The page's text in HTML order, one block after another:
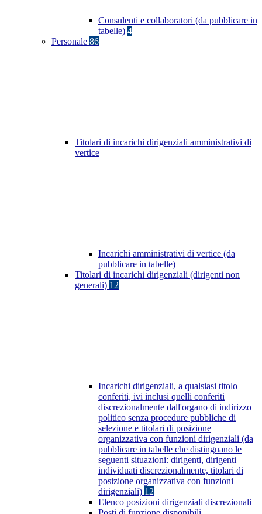
Consulenti e collaboratori (da pubblicare in
tabelle) 4
Personale 86
Titolari di incarichi dirigenziali amministrativi di
vertice
Incarichi amministrativi di vertice (da
pubblicare in tabelle)
Titolari di incarichi dirigenziali (dirigenti non
generali) 12
Incarichi dirigenziali, a qualsiasi titolo
conferiti, ivi inclusi quelli conferiti
discrezionalmente dall'organo di indirizzo
politico senza procedure pubbliche di
selezione e titolari di posizione
organizzativa con funzioni dirigenziali (da
pubblicare in tabelle che distinguano le
seguenti situazioni: dirigenti, dirigenti
individuati discrezionalmente, titolari di
posizione organizzativa con funzioni
dirigenziali) 12
Elenco posizioni dirigenziali discrezionali